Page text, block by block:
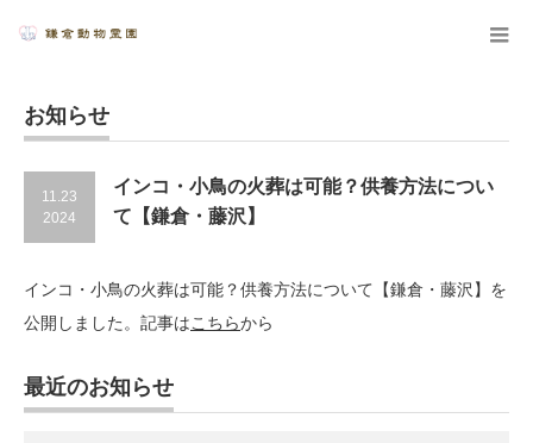
お知らせ
11.23
2024
インコ・小鳥の火葬は可能？供養方法につい
て【鎌倉・藤沢】
インコ・小鳥の火葬は可能？供養方法について【鎌倉・藤沢】を
公開しました。記事はこちらから
最近のお知らせ